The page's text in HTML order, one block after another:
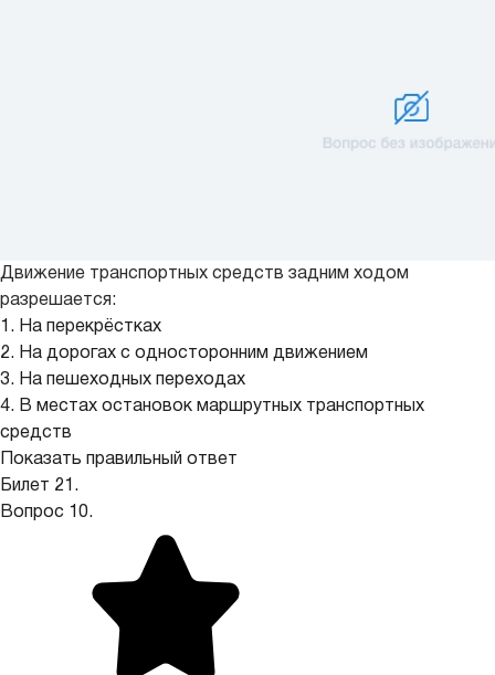
Движение транспортных средств задним ходом
разрешается:
1. На перекрёстках
2. На дорогах с односторонним движением
3. На пешеходных переходах
4. В местах остановок маршрутных транспортных
средств
Показать правильный ответ
Билет 21.
Вопрос 10.